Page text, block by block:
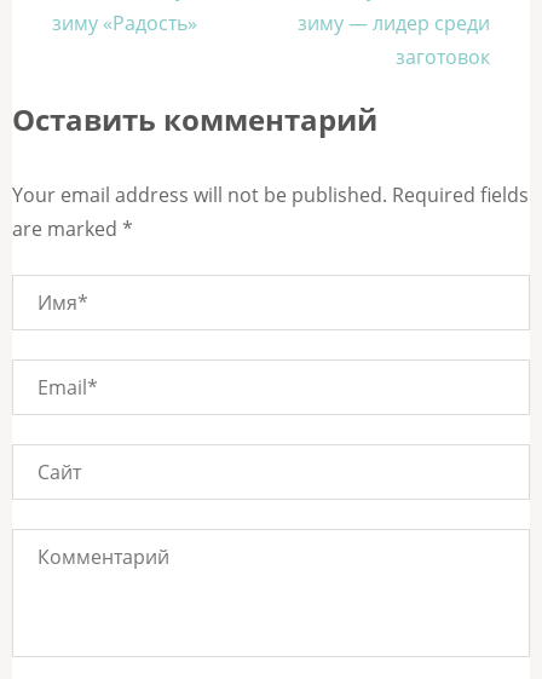
по
зиму «Радость»
зиму — лидер среди
заготовок
Оставить комментарий
Your email address will not be published. Required fields
are marked *